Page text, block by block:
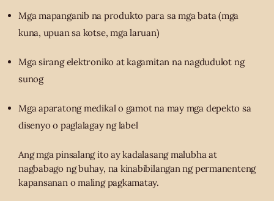
Mga mapanganib na produkto para sa mga bata (mga
kuna, upuan sa kotse, mga laruan)
Mga sirang elektroniko at kagamitan na nagdudulot ng
sunog
Mga aparatong medikal o gamot na may mga depekto sa
disenyo o paglalagay ng label
Ang mga pinsalang ito ay kadalasang malubha at
nagbabago ng buhay, na kinabibilangan ng permanenteng
kapansanan o maling pagkamatay.